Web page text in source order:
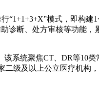
“1+1+3+X”模式，即构建
诊断、处方审核等功能，
系统聚焦CT、DR等10
级及以上公立医疗机构